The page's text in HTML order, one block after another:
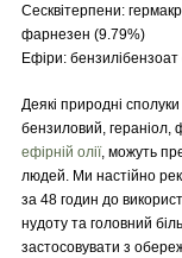
Сесквітерпени:
фарнезен (9.79%)
Ефіри:
Деякі природні
бензиловий, гераніол,
ефірній олії, можуть
людей. Ми настійно
за 48 годин до
нудоту та головний
застосовувати з